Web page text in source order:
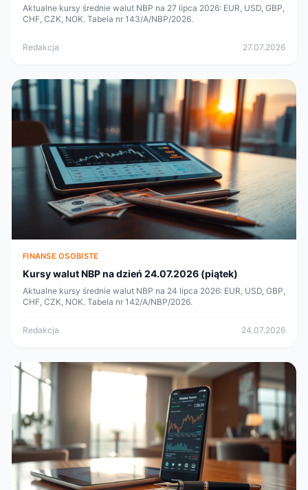
Aktualne kursy średnie walut NBP na 27 lipca 2026: EUR, USD, GBP,
CHF, CZK, NOK. Tabela nr 143/A/NBP/2026.
Redakcja 27.07.2026
FINANSE OSOBISTE
Kursy walut NBP na dzień 24.07.2026 (piątek)
Aktualne kursy średnie walut NBP na 24 lipca 2026: EUR, USD, GBP,
CHF, CZK, NOK. Tabela nr 142/A/NBP/2026.
Redakcja 24.07.2026